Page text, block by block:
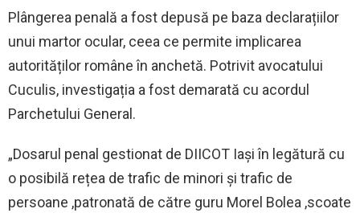
Plângerea penală a fost depusă pe baza declarațiilor
unui martor ocular, ceea ce permite implicarea
autorităților române în anchetă. Potrivit avocatului
Cuculis, investigația a fost demarată cu acordul
Parchetului General.
„Dosarul penal gestionat de DIICOT Iași în legătură cu
o posibilă rețea de trafic de minori și trafic de
persoane ,patronată de către guru Morel Bolea ,scoate